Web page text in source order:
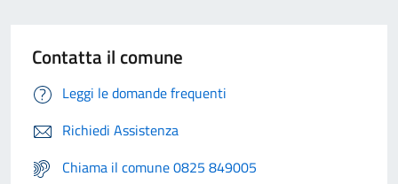
Contatta il comune
Leggi le domande frequenti
Richiedi Assistenza
Chiama il comune 0825 849005